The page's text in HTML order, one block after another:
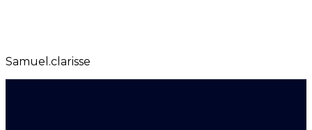
Samuel.clarisse